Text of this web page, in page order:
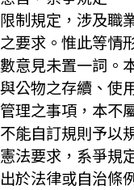
限制規定，涉及職
之要求。惟此等情
數意見未置一詞。
與公物之存續、使
管理之事項，本不
不能自訂規則予以
憲法要求，系爭規
出於法律或自治條